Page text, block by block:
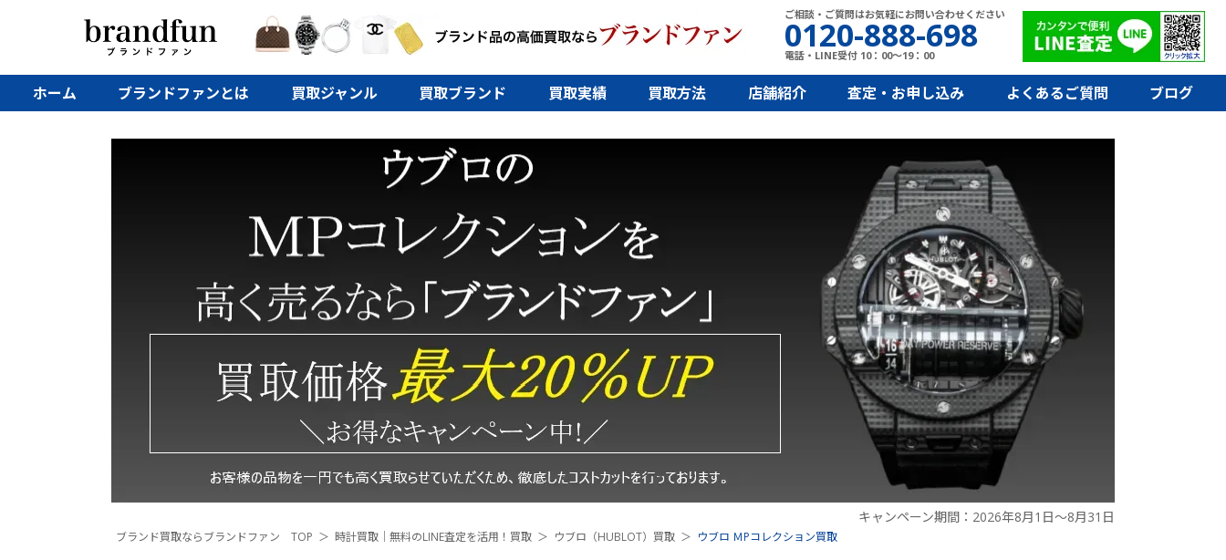
ご相談・ご質問はお気軽にお問い合わせください
0120-888-698
電話・LINE受付 10：00～19：00
ホーム ブランドファンとは 買取ジャンル 買取ブランド 買取実績 買取方法 店舗紹介 査定・お申し込み よくあるご質問 ブログ
キャンペーン期間：2026年8月1日～8月31日
ブランド買取ならブランドファン TOP 時計買取｜無料のLINE査定を活用！買取 ウブロ（HUBLOT）買取 ウブロ ＭPコレクション買取